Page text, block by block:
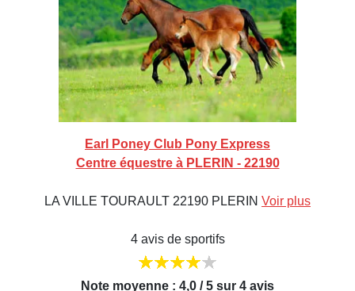
Earl Poney Club Pony Express
Centre équestre à PLERIN - 22190
LA VILLE TOURAULT 22190 PLERIN Voir plus
4 avis de sportifs
Note moyenne : 4,0 / 5 sur 4 avis